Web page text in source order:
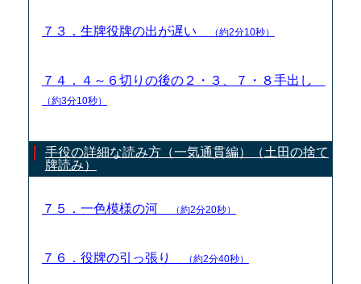
７３．生牌役牌の出が遅い （約2分10秒）
７４．４～６切りの後の２・３、７・８手出し
（約3分10秒）
手役の詳細な読み方（一気通貫編）（土田の捨て
牌読み）
７５．一色模様の河 （約2分20秒）
７６．役牌の引っ張り （約2分40秒）